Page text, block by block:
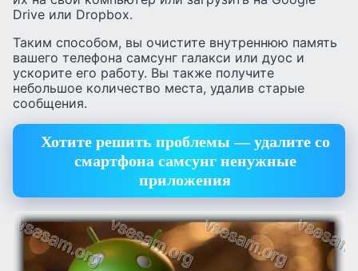
Drive или Dropbox.
Таким способом, вы очистите внутреннюю память
вашего телефона самсунг галакси или дуос и
ускорите его работу. Вы также получите
небольшое количество места, удалив старые
сообщения.
Хотите решить проблемы — удалите со
смартфона самсунг ненужные
приложения